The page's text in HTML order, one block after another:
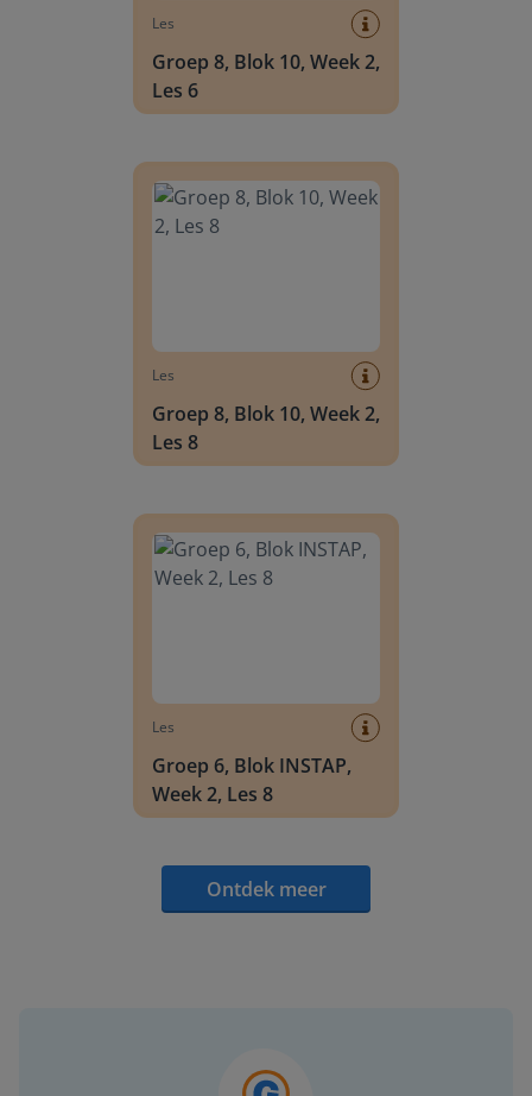
Les
Groep 8, Blok 10, Week 2,
Les 6
Les
Groep 8, Blok 10, Week 2,
Les 8
Les
Groep 6, Blok INSTAP,
Week 2, Les 8
Ontdek meer